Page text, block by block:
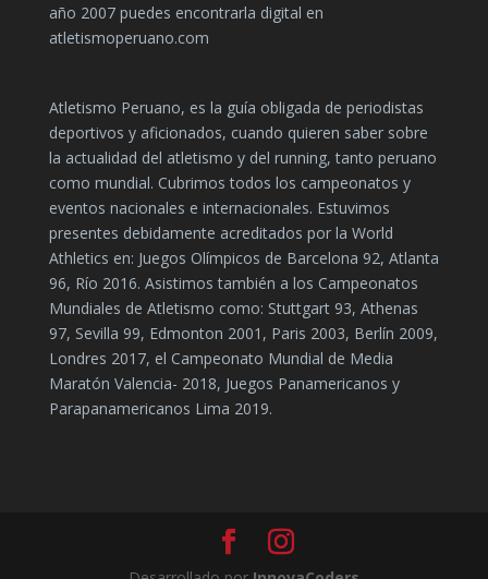
año 2007 puedes encontrarla digital en
atletismoperuano.com
Atletismo Peruano, es la guía obligada de periodistas
deportivos y aficionados, cuando quieren saber sobre
la actualidad del atletismo y del running, tanto peruano
como mundial. Cubrimos todos los campeonatos y
eventos nacionales e internacionales. Estuvimos
presentes debidamente acreditados por la World
Athletics en: Juegos Olímpicos de Barcelona 92, Atlanta
96, Río 2016. Asistimos también a los Campeonatos
Mundiales de Atletismo como: Stuttgart 93, Athenas
97, Sevilla 99, Edmonton 2001, Paris 2003, Berlín 2009,
Londres 2017, el Campeonato Mundial de Media
Maratón Valencia- 2018, Juegos Panamericanos y
Parapanamericanos Lima 2019.